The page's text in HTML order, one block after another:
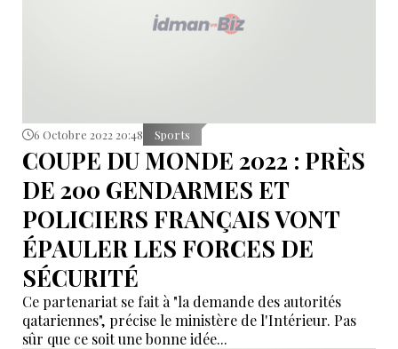
6 Octobre 2022 20:48 Sports
COUPE DU MONDE 2022 : PRÈS
DE 200 GENDARMES ET
POLICIERS FRANÇAIS VONT
ÉPAULER LES FORCES DE
SÉCURITÉ
Ce partenariat se fait à "la demande des autorités
qatariennes", précise le ministère de l'Intérieur. Pas
sûr que ce soit une bonne idée...